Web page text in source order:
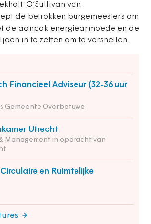
O’Sullivan van
de betrokken burgemeesters om
de aanpak energiearmoede en de
in te zetten om te versnellen.
Financieel Adviseur (32-36 uur
Gemeente Overbetuwe
Utrecht
Management in opdracht van
en Ruimtelijke